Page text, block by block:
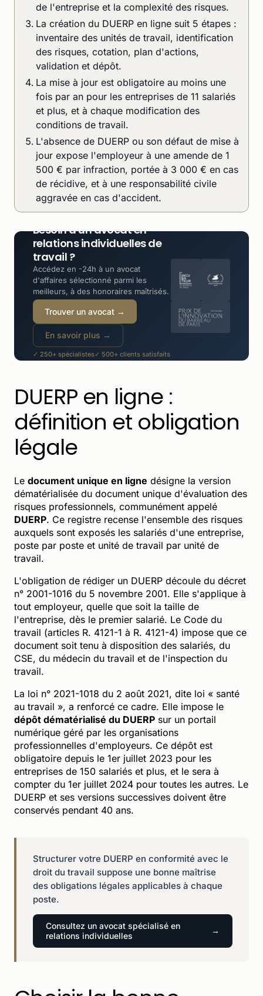
de l'entreprise et la complexité des risques.
La création du DUERP en ligne suit 5 étapes :
inventaire des unités de travail, identification
des risques, cotation, plan d'actions,
validation et dépôt.
La mise à jour est obligatoire au moins une
fois par an pour les entreprises de 11 salariés
et plus, et à chaque modification des
conditions de travail.
L'absence de DUERP ou son défaut de mise à
jour expose l'employeur à une amende de 1
500 € par infraction, portée à 3 000 € en cas
de récidive, et à une responsabilité civile
aggravée en cas d'accident.
Besoin d'un avocat en
relations individuelles de
travail ?
Accédez en -24h à un avocat
d'affaires sélectionné parmi les
meilleurs, à des honoraires maîtrisés.
Trouver un avocat →
En savoir plus →
✓ 250+ spécialistes✓ 500+ clients satisfaits
DUERP en ligne :
définition et obligation
légale
Le document unique en ligne désigne la version
dématérialisée du document unique d'évaluation des
risques professionnels, communément appelé
DUERP. Ce registre recense l'ensemble des risques
auxquels sont exposés les salariés d'une entreprise,
poste par poste et unité de travail par unité de
travail.
L'obligation de rédiger un DUERP découle du décret
n° 2001-1016 du 5 novembre 2001. Elle s'applique à
tout employeur, quelle que soit la taille de
l'entreprise, dès le premier salarié. Le Code du
travail (articles R. 4121-1 à R. 4121-4) impose que ce
document soit tenu à disposition des salariés, du
CSE, du médecin du travail et de l'inspection du
travail.
La loi n° 2021-1018 du 2 août 2021, dite loi « santé
au travail », a renforcé ce cadre. Elle impose le
dépôt dématérialisé du DUERP sur un portail
numérique géré par les organisations
professionnelles d'employeurs. Ce dépôt est
obligatoire depuis le 1er juillet 2023 pour les
entreprises de 150 salariés et plus, et le sera à
compter du 1er juillet 2024 pour toutes les autres. Le
DUERP et ses versions successives doivent être
conservés pendant 40 ans.
Structurer votre DUERP en conformité avec le
droit du travail suppose une bonne maîtrise
des obligations légales applicables à chaque
poste.
Consultez un avocat spécialisé en
relations individuelles